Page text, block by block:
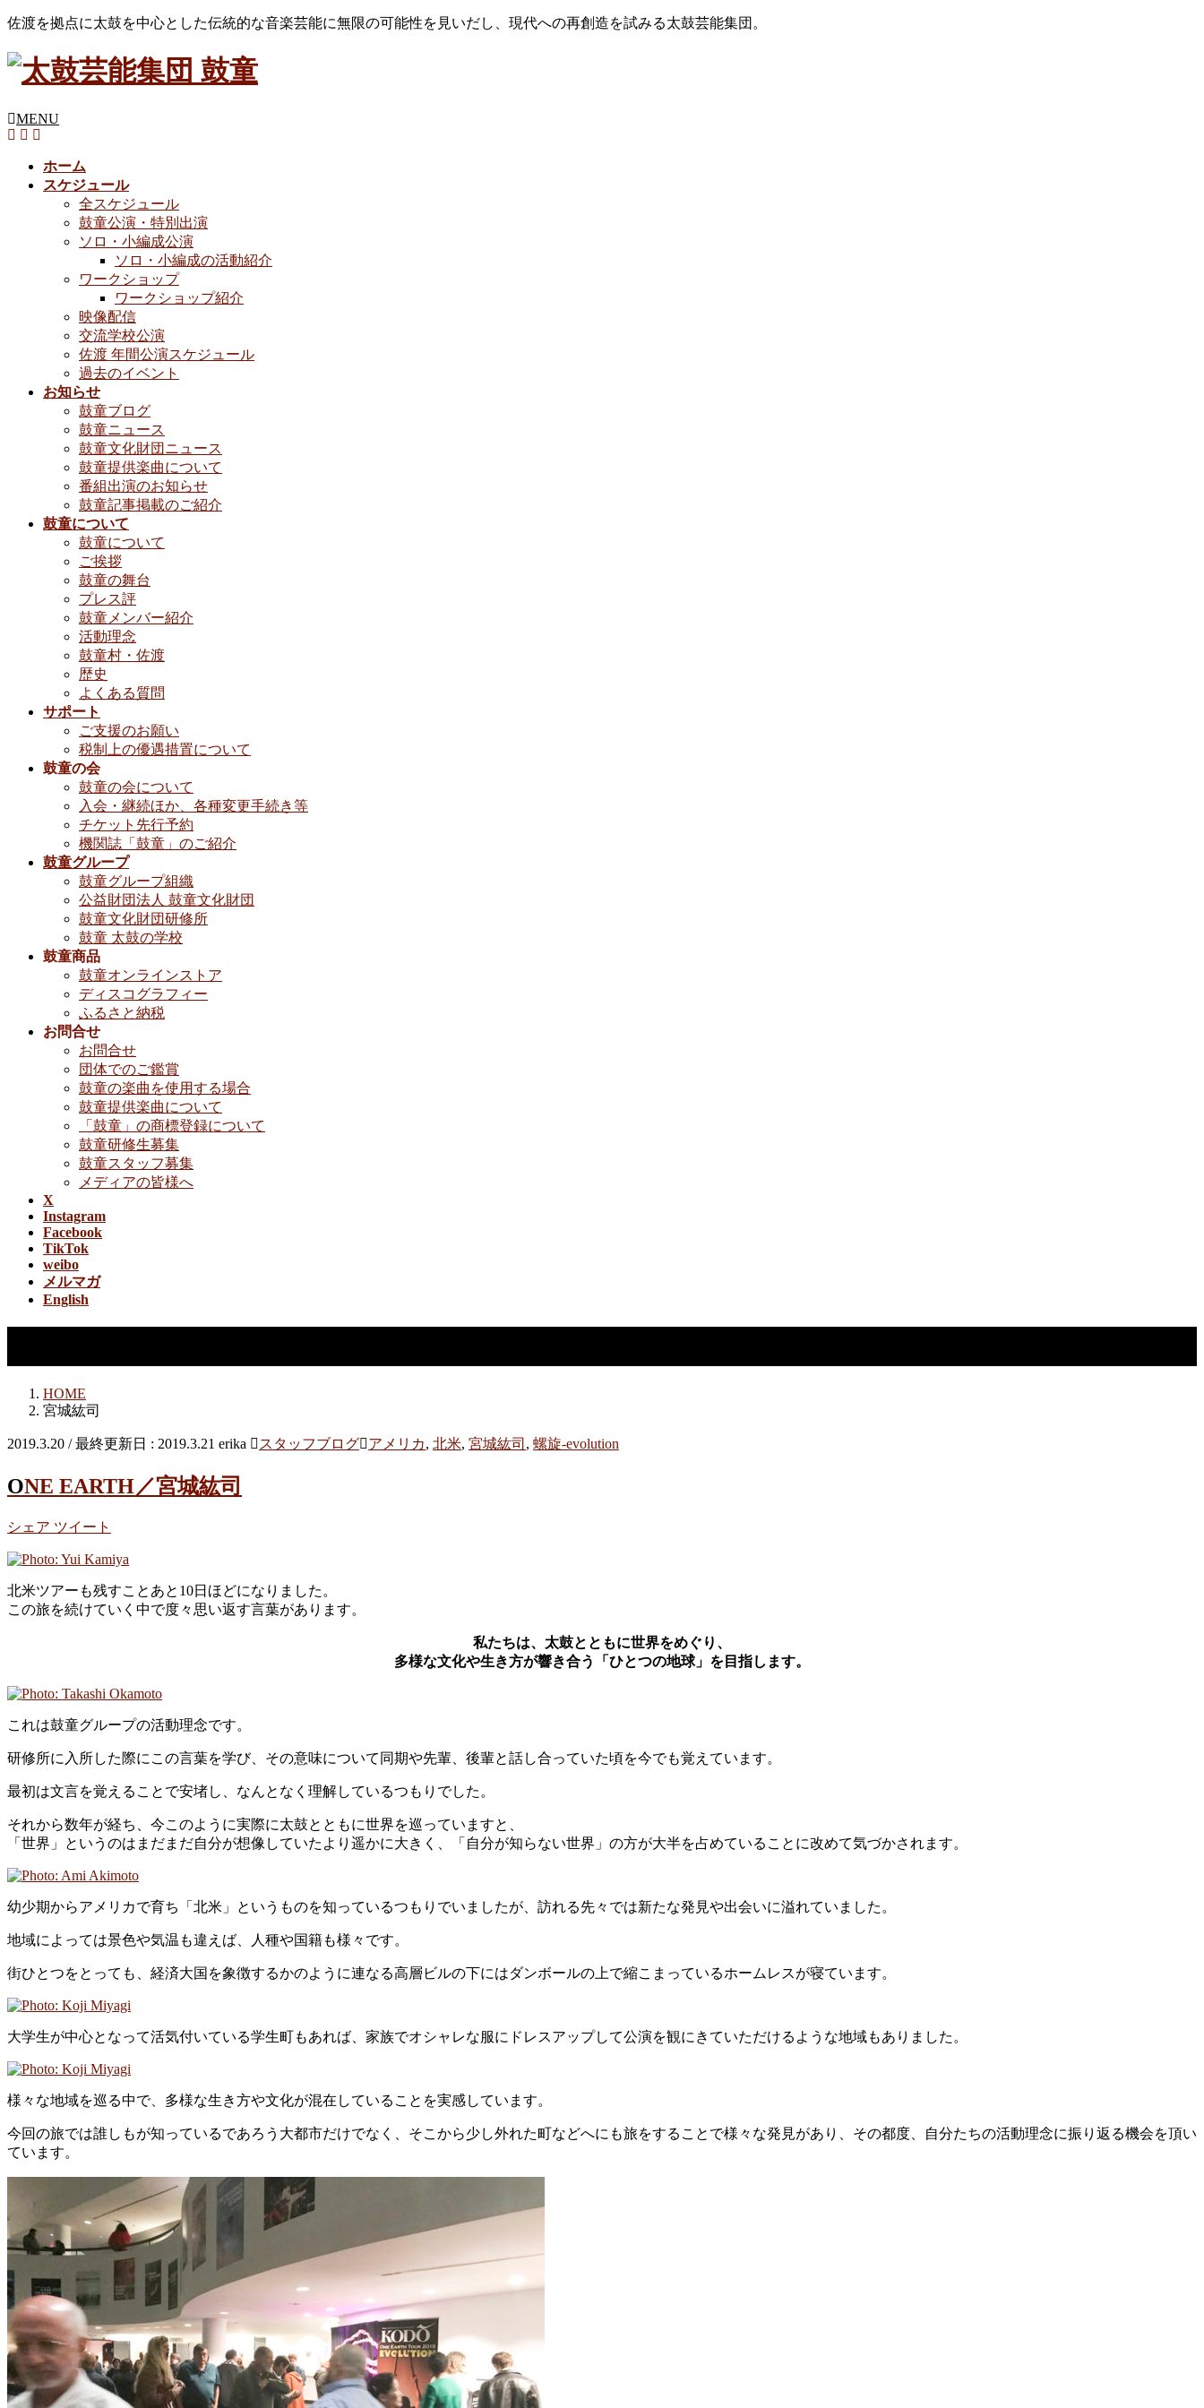
佐渡を拠点に太鼓を中心とした伝統的な音楽芸能に無限の可能性を見いだし、現代への再創造を試みる太鼓芸能集団。
MENU
ホーム
スケジュール
全スケジュール
鼓童公演・特別出演
ソロ・小編成公演
ソロ・小編成の活動紹介
ワークショップ
ワークショップ紹介
映像配信
交流学校公演
佐渡 年間公演スケジュール
過去のイベント
お知らせ
鼓童ブログ
鼓童ニュース
鼓童文化財団ニュース
鼓童提供楽曲について
番組出演のお知らせ
鼓童記事掲載のご紹介
鼓童について
鼓童について
ご挨拶
鼓童の舞台
プレス評
鼓童メンバー紹介
活動理念
鼓童村・佐渡
歴史
よくある質問
サポート
ご支援のお願い
税制上の優遇措置について
鼓童の会
鼓童の会について
入会・継続ほか、各種変更手続き等
チケット先行予約
機関誌「鼓童」のご紹介
鼓童グループ
鼓童グループ組織
公益財団法人 鼓童文化財団
鼓童文化財団研修所
鼓童 太鼓の学校
鼓童商品
鼓童オンラインストア
ディスコグラフィー
ふるさと納税
お問合せ
お問合せ
団体でのご鑑賞
鼓童の楽曲を使用する場合
鼓童提供楽曲について
「鼓童」の商標登録について
鼓童研修生募集
鼓童スタッフ募集
メディアの皆様へ
X
Instagram
Facebook
TikTok
weibo
メルマガ
English
HOME
宮城紘司
2019.3.20 / 最終更新日 : 2019.3.21 erika スタッフブログ アメリカ, 北米, 宮城紘司 , 螺旋-evolution
ONE EARTH／宮城紘司
シェア ツイート
北米ツアーも残すことあと10日ほどになりました。
この旅を続けていく中で度々思い返す言葉があります。
私たちは、太鼓とともに世界をめぐり、
多様な文化や生き方が響き合う「ひとつの地球」を目指します。
これは鼓童グループの活動理念です。
研修所に入所した際にこの言葉を学び、その意味について同期や先輩、後輩と話し合っていた頃を今でも覚えています。
最初は文言を覚えることで安堵し、なんとなく理解しているつもりでした。
それから数年が経ち、今このように実際に太鼓とともに世界を巡っていますと、
「世界」というのはまだまだ自分が想像していたより遥かに大きく、「自分が知らない世界」の方が大半を占めていることに改めて気づかされます。
幼少期からアメリカで育ち「北米」というものを知っているつもりでいましたが、訪れる先々では新たな発見や出会いに溢れていました。
地域によっては景色や気温も違えば、人種や国籍も様々です。
街ひとつをとっても、経済大国を象徴するかのように連なる高層ビルの下にはダンボールの上で縮こまっているホームレスが寝ています。
大学生が中心となって活気付いている学生町もあれば、家族でオシャレな服にドレスアップして公演を観にきていただけるような地域もありました。
様々な地域を巡る中で、多様な生き方や文化が混在していることを実感しています。
今回の旅では誰しもが知っているであろう大都市だけでなく、そこから少し外れた町などへにも旅をすることで様々な発見があり、その都度、自分たちの活動理念に振り返る機会を頂い
ています。